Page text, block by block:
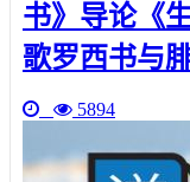
书》导论《
歌罗西书与
5894